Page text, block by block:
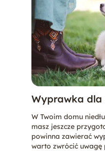
Wyprawka dla
przygotować
szczeniaka w
W Twoim domu
masz jeszcze
powinna zawierać
warto zwrócić